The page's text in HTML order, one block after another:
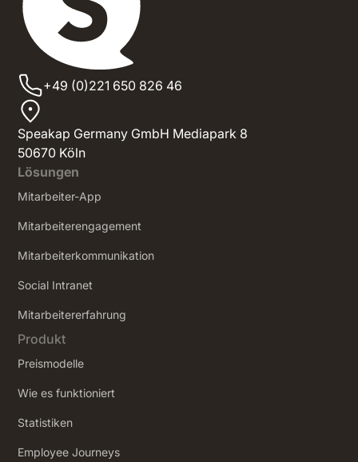
+49 (0)221 650 826 46
Speakap Germany GmbH Mediapark 8
50670 Köln
Lösungen
Mitarbeiter-App
Mitarbeiterengagement
Mitarbeiterkommunikation
Social Intranet
‍Mitarbeitererfahrung
Produkt
Preismodelle
Wie es funktioniert
Statistiken
Employee Journeys